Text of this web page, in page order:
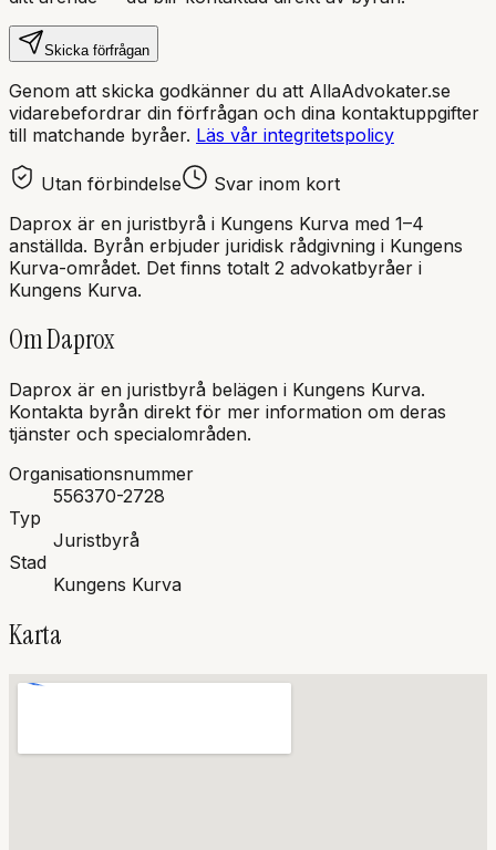
Skicka förfrågan
Genom att skicka godkänner du att AllaAdvokater.se
vidarebefordrar din förfrågan och dina kontaktuppgifter
till matchande byråer. Läs vår integritetspolicy
Utan förbindelse
Svar inom kort
Daprox är en juristbyrå i Kungens Kurva med 1–4
anställda. Byrån erbjuder juridisk rådgivning i Kungens
Kurva-området. Det finns totalt 2 advokatbyråer i
Kungens Kurva.
OmDaprox
Daprox är en juristbyrå belägen i Kungens Kurva.
Kontakta byrån direkt för mer information om deras
tjänster och specialområden.
Organisationsnummer
556370-2728
Typ
Juristbyrå
Stad
Kungens Kurva
Karta